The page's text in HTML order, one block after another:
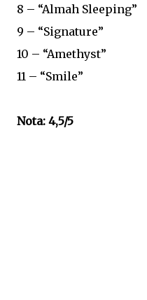
8 – “Almah Sleeping”
9 – “Signature”
10 – “Amethyst”
11 – “Smile”
Nota: 4,5/5